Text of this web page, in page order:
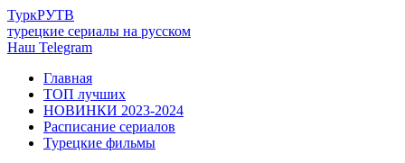
ТуркРУТВ
турецкие сериалы на русском
Наш Telegram
Главная
ТОП лучших
НОВИНКИ 2023-2024
Расписание сериалов
Турецкие фильмы